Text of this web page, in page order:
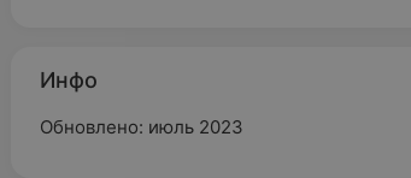
Инфо
Обновлено: июль 2023